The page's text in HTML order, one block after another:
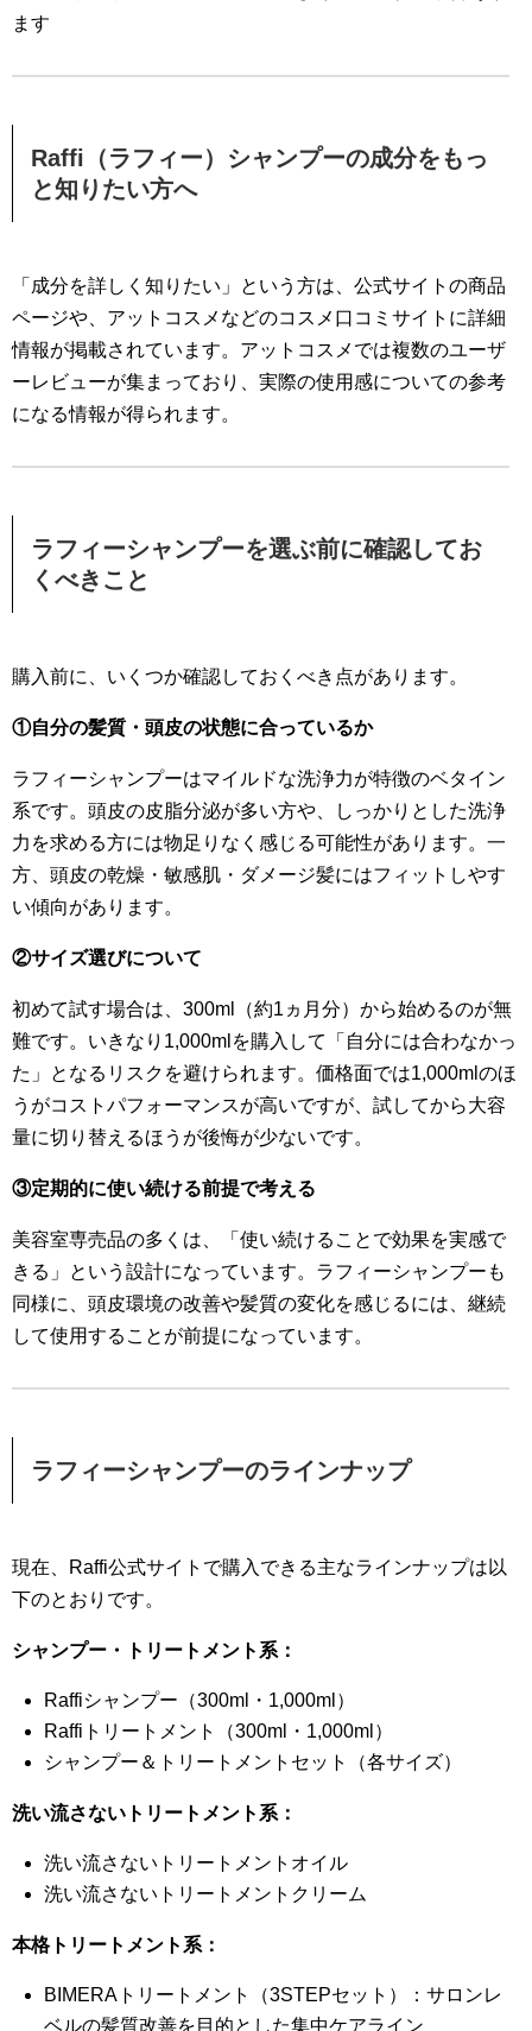
ます
Raffi（ラフィー）シャンプーの成分をもっ
と知りたい方へ
「成分を詳しく知りたい」という方は、公式サイトの商品
ページや、アットコスメなどのコスメ口コミサイトに詳細
情報が掲載されています。アットコスメでは複数のユーザ
ーレビューが集まっており、実際の使用感についての参考
になる情報が得られます。
ラフィーシャンプーを選ぶ前に確認してお
くべきこと
購入前に、いくつか確認しておくべき点があります。
①自分の髪質・頭皮の状態に合っているか
ラフィーシャンプーはマイルドな洗浄力が特徴のベタイン
系です。頭皮の皮脂分泌が多い方や、しっかりとした洗浄
力を求める方には物足りなく感じる可能性があります。一
方、頭皮の乾燥・敏感肌・ダメージ髪にはフィットしやす
い傾向があります。
②サイズ選びについて
初めて試す場合は、300ml（約1ヵ月分）から始めるのが無
難です。いきなり1,000mlを購入して「自分には合わなかっ
た」となるリスクを避けられます。価格面では1,000mlのほ
うがコストパフォーマンスが高いですが、試してから大容
量に切り替えるほうが後悔が少ないです。
③定期的に使い続ける前提で考える
美容室専売品の多くは、「使い続けることで効果を実感で
きる」という設計になっています。ラフィーシャンプーも
同様に、頭皮環境の改善や髪質の変化を感じるには、継続
して使用することが前提になっています。
ラフィーシャンプーのラインナップ
現在、Raffi公式サイトで購入できる主なラインナップは以
下のとおりです。
シャンプー・トリートメント系：
Raffiシャンプー（300ml・1,000ml）
Raffiトリートメント（300ml・1,000ml）
シャンプー＆トリートメントセット（各サイズ）
洗い流さないトリートメント系：
洗い流さないトリートメントオイル
洗い流さないトリートメントクリーム
本格トリートメント系：
BIMERAトリートメント（3STEPセット）：サロンレ
ベルの髪質改善を目的とした集中ケアライン